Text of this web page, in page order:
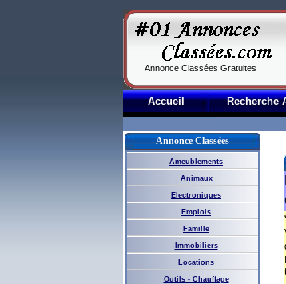
Annonce Classées Gratuites
Accueil Recherche
Annonce Classées
Ameublements
Animaux
Electroniques
Emplois
Famille
Immobiliers
Locations
Outils - Chauffage